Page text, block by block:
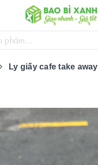
Ly giấy cafe take away